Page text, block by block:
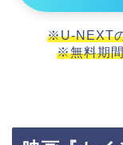
※U-NEXT
※無料期